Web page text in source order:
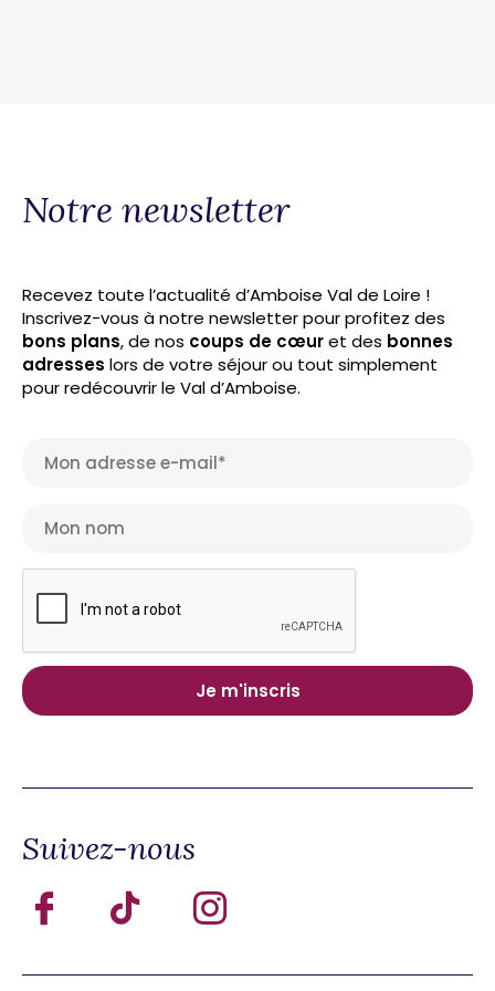
Notre newsletter
Recevez toute l’actualité d’Amboise Val de Loire !
Inscrivez-vous à notre newsletter pour profitez des
bons plans, de nos coups de cœuret des bonnes
adresses lors de votre séjour ou tout simplement
pour redécouvrir le Val d’Amboise.
Suivez-nous